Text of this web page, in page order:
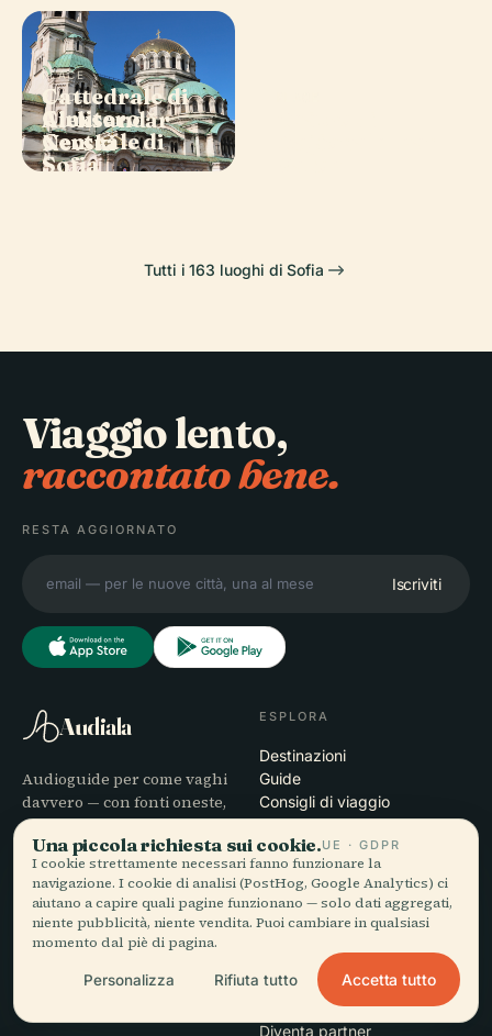
PLACE
Cattedrale di
Aleksandăr
Nevski
PLACE
Cimitero
Centrale di
Sofia
Tutti i 163 luoghi di Sofia
Viaggio lento,
raccontato bene.
RESTA AGGIORNATO
Iscriviti
Audiala
Audioguide per come vaghi
davvero — con fonti oneste,
narrate per la strada,
scaricate una volta sola.
ESPLORA
Destinazioni
Guide
Consigli di viaggio
Vedi i prezzi
Scarica
AZIENDA
Chi siamo
AIUTO
Risoluzione dei problemi
dell'app
Diventa partner
Una piccola richiesta sui cookie.UE · GDPR
I cookie strettamente necessari fanno funzionare la
navigazione. I cookie di analisi (PostHog, Google Analytics) ci
aiutano a capire quali pagine funzionano — solo dati aggregati,
niente pubblicità, niente vendita. Puoi cambiare in qualsiasi
momento dal piè di pagina.
Personalizza Rifiuta tutto Accetta tutto